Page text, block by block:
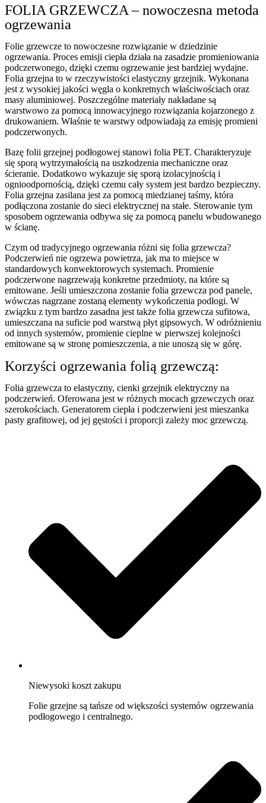
FOLIA GRZEWCZA – nowoczesna metoda
ogrzewania
Folie grzewcze to nowoczesne rozwiązanie w dziedzinie
ogrzewania. Proces emisji ciepła działa na zasadzie promieniowania
podczerwonego, dzięki czemu ogrzewanie jest bardziej wydajne.
Folia grzejna to w rzeczywistości elastyczny grzejnik. Wykonana
jest z wysokiej jakości węgla o konkretnych właściwościach oraz
masy aluminiowej. Poszczególne materiały nakładane są
warstwowo za pomocą innowacyjnego rozwiązania kojarzonego z
drukowaniem. Właśnie te warstwy odpowiadają za emisję promieni
podczerwonych.
Bazę folii grzejnej podłogowej stanowi folia PET. Charakteryzuje
się sporą wytrzymałością na uszkodzenia mechaniczne oraz
ścieranie. Dodatkowo wykazuje się sporą izolacyjnością i
ognioodpornością, dzięki czemu cały system jest bardzo bezpieczny.
Folia grzejna zasilana jest za pomocą miedzianej taśmy, która
podłączona zostanie do sieci elektrycznej na stałe. Sterowanie tym
sposobem ogrzewania odbywa się za pomocą panelu wbudowanego
w ścianę.
Czym od tradycyjnego ogrzewania różni się folia grzewcza?
Podczerwień nie ogrzewa powietrza, jak ma to miejsce w
standardowych konwektorowych systemach. Promienie
podczerwone nagrzewają konkretne przedmioty, na które są
emitowane. Jeśli umieszczona zostanie folia grzewcza pod panele,
wówczas nagrzane zostaną elementy wykończenia podłogi. W
związku z tym bardzo zasadna jest także folia grzewcza sufitowa,
umieszczana na suficie pod warstwą płyt gipsowych. W odróżnieniu
od innych systemów, promienie cieplne w pierwszej kolejności
emitowane są w stronę pomieszczenia, a nie unoszą się w górę.
Korzyści ogrzewania folią grzewczą:
Folia grzewcza to elastyczny, cienki grzejnik elektryczny na
podczerwień. Oferowana jest w różnych mocach grzewczych oraz
szerokościach. Generatorem ciepła i podczerwieni jest mieszanka
pasty grafitowej, od jej gęstości i proporcji zależy moc grzewczą.
Niewysoki koszt zakupu
Folie grzejne są tańsze od większości systemów ogrzewania
podłogowego i centralnego.